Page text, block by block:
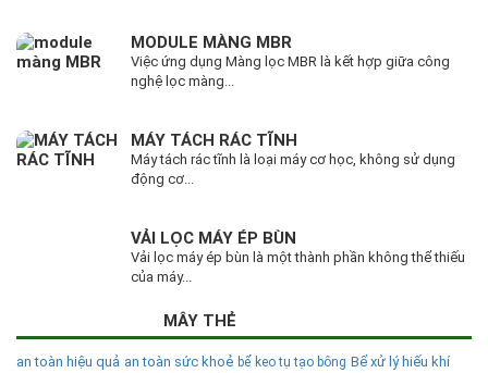
MODULE MÀNG MBR
Việc ứng dụng Màng lọc MBR là kết hợp giữa công
nghệ lọc màng...
MÁY TÁCH RÁC TĨNH
Máy tách rác tĩnh là loại máy cơ học, không sử dụng
động cơ...
VẢI LỌC MÁY ÉP BÙN
Vải lọc máy ép bùn là một thành phần không thể thiếu
của máy...
MÂY THẺ
an toàn hiệu quả an toàn sức khoẻ bể keo tụ tạo bông Bể xử lý hiếu khí